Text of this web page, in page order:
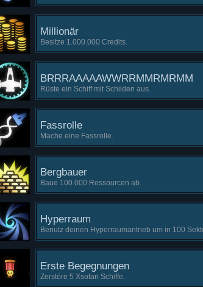
Millionär
Besitze 1.000.000 Credits.
BRRRAAAAAWWRRMMRMRMM
Rüste ein Schiff mit Schilden aus.
Fassrolle
Mache eine Fassrolle.
Bergbauer
Baue 100.000 Ressourcen ab.
Hyperraum
Benutz deinen Hyperraumantrieb um in 100
Erste Begegnungen
Zerstöre 5 Xsotan Schiffe.